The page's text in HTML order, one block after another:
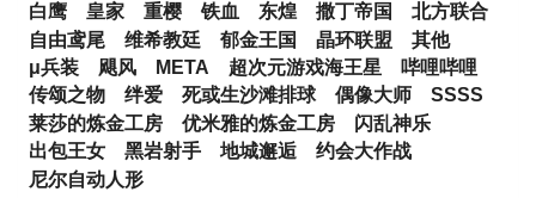
白鹰 皇家 重樱 铁血 东煌 撒丁帝国
北方联合
自由鸢尾
维希教廷 郁金王国 晶环联盟
其他
μ兵装
飓风 META 超次元游戏海王星
哔哩哔哩
传颂之物
绊爱 死或生沙滩排球 偶像大师
SSSS
莱莎的炼金工房
优米雅的炼金工房
闪乱神乐
出包王女
黑岩射手 地城邂逅
约会大作战
尼尔自动人形